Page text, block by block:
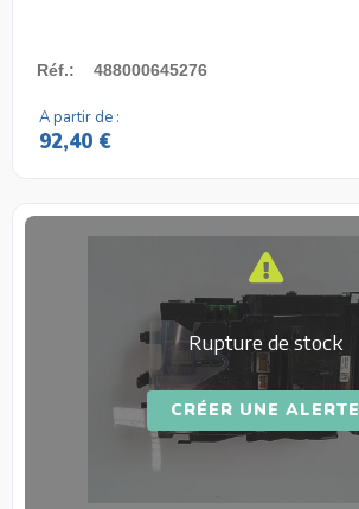
Réf.: 488000645276
A partir de :
92,40 €
Rupture de stock
CRÉER UNE ALERTE